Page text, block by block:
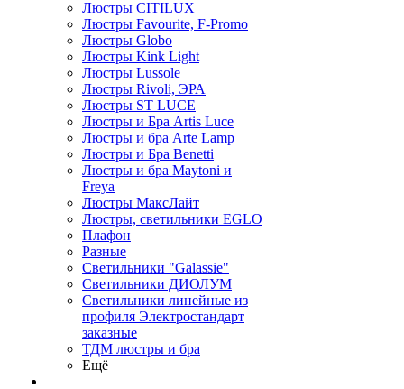
Люстры CITILUX
Люстры Favourite, F-Promo
Люстры Globo
Люстры Kink Light
Люстры Lussole
Люстры Rivoli, ЭРА
Люстры ST LUCE
Люстры и Бра Artis Luce
Люстры и бра Arte Lamp
Люстры и Бра Benetti
Люстры и бра Maytoni и
Freya
Люстры МаксЛайт
Люстры, светильники EGLO
Плафон
Разные
Светильники "Galassie"
Светильники ДИОЛУМ
Светильники линейные из
профиля Электростандарт
заказные
ТДМ люстры и бра
Ещё